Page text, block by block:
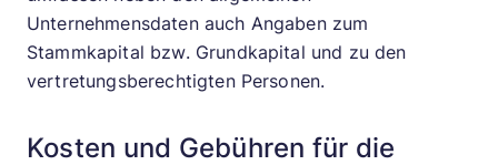
Unternehmensdaten auch Angaben zum
Stammkapital bzw. Grundkapital und zu den
vertretungsberechtigten Personen.
Kosten und Gebühren für die